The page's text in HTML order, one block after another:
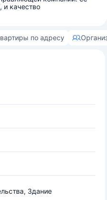
и качество
по адресу
Здание